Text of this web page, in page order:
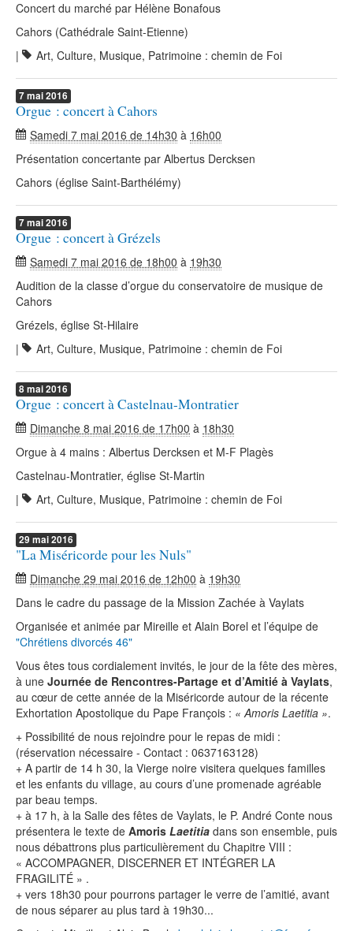
Concert du marché par Hélène Bonafous
Cahors (Cathédrale Saint-Etienne)
|
Art, Culture, Musique, Patrimoine : chemin de Foi
7mai2016
Orgue : concert à Cahors
Samedi 7 mai 2016 de 14h30 à 16h00
Présentation concertante par Albertus Dercksen
Cahors (église Saint-Barthélémy)
7mai2016
Orgue : concert à Grézels
Samedi 7 mai 2016 de 18h00 à 19h30
Audition de la classe d’orgue du conservatoire de musique de
Cahors
Grézels, église St-Hilaire
|
Art, Culture, Musique, Patrimoine : chemin de Foi
8mai2016
Orgue : concert à Castelnau-Montratier
Dimanche 8 mai 2016 de 17h00 à 18h30
Orgue à 4 mains : Albertus Dercksen et M-F Plagès
Castelnau-Montratier, église St-Martin
|
Art, Culture, Musique, Patrimoine : chemin de Foi
29 mai2016
"La Miséricorde pour les Nuls"
Dimanche 29 mai 2016 de 12h00 à 19h30
Dans le cadre du passage de la Mission Zachée à Vaylats
Organisée et animée par Mireille et Alain Borel et l’équipe de
"Chrétiens divorcés 46"
Vous êtes tous cordialement invités, le jour de la fête des mères,
à une Journée de Rencontres-Partage et d’Amitié à Vaylats,
au cœur de cette année de la Miséricorde autour de la récente
Exhortation Apostolique du Pape François : « Amoris Laetitia ».
+ Possibilité de nous rejoindre pour le repas de midi :
(réservation nécessaire - Contact : 0637163128)
+ A partir de 14 h 30, la Vierge noire visitera quelques familles
et les enfants du village, au cours d’une promenade agréable
par beau temps.
+ à 17 h, à la Salle des fêtes de Vaylats, le P. André Conte nous
présentera le texte de Amoris Laetitia dans son ensemble, puis
nous débattrons plus particulièrement du Chapitre VIII :
« ACCOMPAGNER, DISCERNER ET INTÉGRER LA
FRAGILITÉ » .
+ vers 18h30 pour pourrons partager le verre de l’amitié, avant
de nous séparer au plus tard à 19h30...